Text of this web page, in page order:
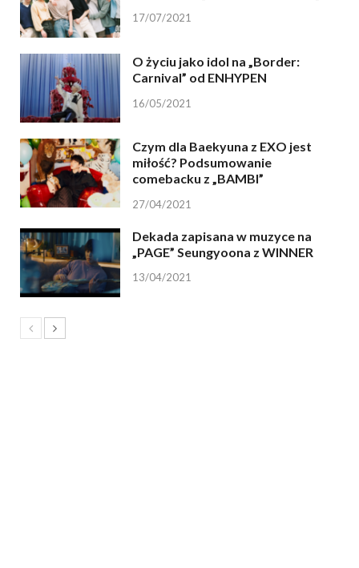
17/07/2021
O życiu jako idol na „Border:
Carnival” od ENHYPEN
16/05/2021
Czym dla Baekyuna z EXO jest
miłość? Podsumowanie
comebacku z „BAMBI”
27/04/2021
Dekada zapisana w muzyce na
„PAGE” Seungyoona z WINNER
13/04/2021